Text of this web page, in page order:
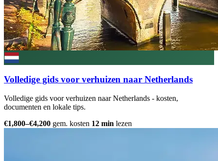
Volledige gids voor verhuizen naar Netherlands
Volledige gids voor verhuizen naar Netherlands - kosten,
documenten en lokale tips.
€1,800–€4,200 gem. kosten 12 min lezen